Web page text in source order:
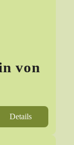
von
Details